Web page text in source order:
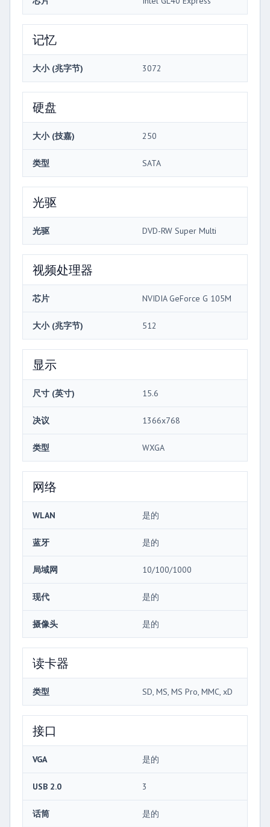
记忆
大小 (兆字节) 3072
硬盘
大小 (技嘉) 250
类型 SATA
光驱
光驱 DVD-RW Super Multi
视频处理器
芯片 NVIDIA GeForce G 105M
大小 (兆字节) 512
显示
尺寸 (英寸) 15.6
决议 1366x768
类型 WXGA
网络
WLAN 是的
蓝牙 是的
局域网 10/100/1000
现代 是的
摄像头 是的
读卡器
类型 SD, MS, MS Pro, MMC, xD
接口
VGA 是的
USB 2.0 3
话筒 是的